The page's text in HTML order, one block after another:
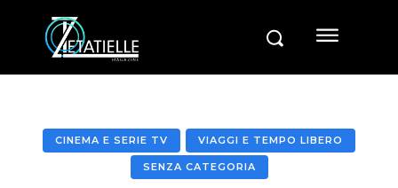
CINEMA E SERIE TV VIAGGI E TEMPO LIBERO
SENZA CATEGORIA